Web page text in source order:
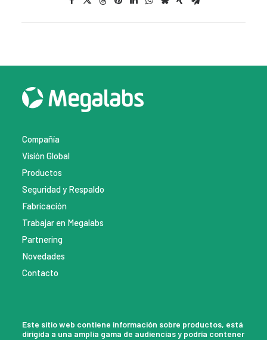
Compañía
Visión Global
Productos
Seguridad y Respaldo
Fabricación
Trabajar en Megalabs
Partnering
Novedades
Contacto
Este sitio web contiene información sobre productos, está
dirigida a una amplia gama de audiencias y podría contener